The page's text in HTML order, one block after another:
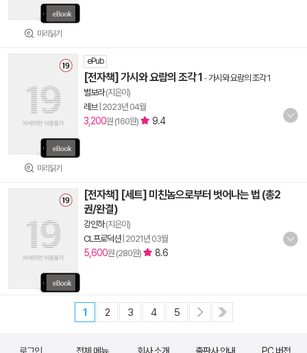
미리읽기
미리읽기
ePub
[전자책] 가시와 요람의 조각 1 -가시와 요람의 조각 1
별보라(지은이)
레브| 2023년 04월
3,200원 (160원) 9.4
[전자책] [세트] 미친놈으로부터 벗어나는 법 (총2
권/완결)
강인하(지은이)
CL프로덕션| 2021년 03월
5,600원 (280원) 8.6
1 2 3 4 5